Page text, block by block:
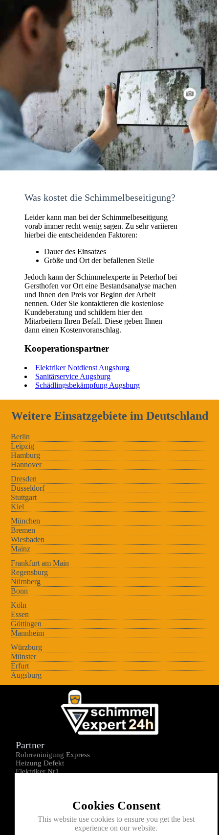
Was kostet die Schimmelbeseitigung?
Leider kann man bei der Schimmelbeseitigung
vorab immer recht wenig sagen. Zu sehr variieren
hierbei die entscheidenden Faktoren:
Dauer des Einsatzes
Größe und Ort der befallenen Stelle
Jedoch kann der Schimmelexperte in Peterhof bei
Gersthofen vor Ort eine Bestandsanalyse machen
und Ihnen den Preis vor Beginn der Arbeit
nennen. Oder Sie kontaktieren die kostenlose
Kundeberatung und schildern hier den
Mitarbeitern Ihren Befall. Diese geben Ihnen
dann einen Kostenvoranschlag.
Kooperationspartner
Elektriker Notdienst Augsburg
Sanitärservice Augsburg
Schädlingsbekämpfung Augsburg
Weitere Einsatzgebiete im Deutschland
Berlin
Leipzig
Hamburg
Hannover
Dresden
Düsseldorf
Stuttgart
Kiel
München
Bremen
Wiesbaden
Mainz
Frankfurt am Main
Regensburg
Nürnberg
Bonn
Köln
Essen
Göttingen
Mannheim
Würzburg
Münster
Erfurt
Augsburg
Cookies Consent
This website use cookies to ensure you get the best
experience on our website.
Partner
Rohrreninigung Express
Heizung Defekt
Elektriker Nr1
Kontakt